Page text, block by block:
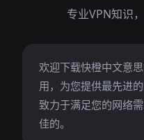
专业VPN知识
欢迎下载快橙中文意
用，为您提供最先进
致力于满足您的网络
佳的。